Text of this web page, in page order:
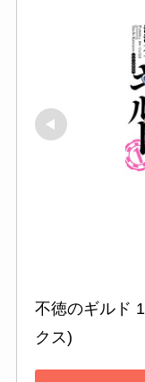
不徳のギルド
クス)